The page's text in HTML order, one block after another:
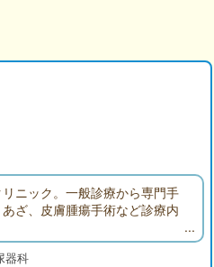
ニック。一般診療から専門手
ざ、皮膚腫瘍手術など診療内
器科